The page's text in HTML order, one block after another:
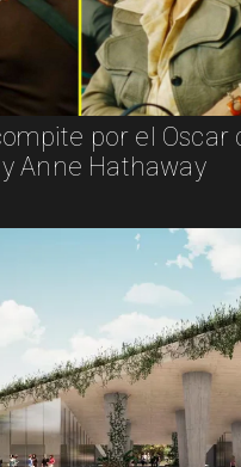
por el Oscar
Anne Hathaway